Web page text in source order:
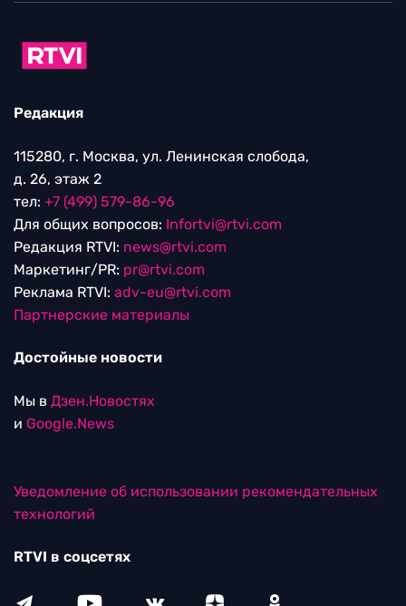
Редакция
115280, г. Москва, ул. Ленинская слобода,
д. 26, этаж 2
тел: +7 (499) 579-86-96
Для общих вопросов: Infortvi@rtvi.com
Редакция RTVI: news@rtvi.com
Маркетинг/PR: pr@rtvi.com
Реклама RTVI: adv-eu@rtvi.com
Партнерские материалы
Достойные новости
Мы в Дзен.Новостях
и Google.News
Уведомление об использовании рекомендательных
технологий
RTVI в соцсетях